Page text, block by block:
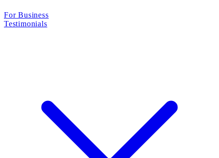
For Business
Testimonials